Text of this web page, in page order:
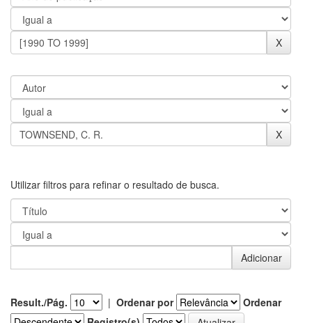
Utilizar filtros para refinar o resultado de busca.
Result./Pág. | Ordenar por
Ordenar